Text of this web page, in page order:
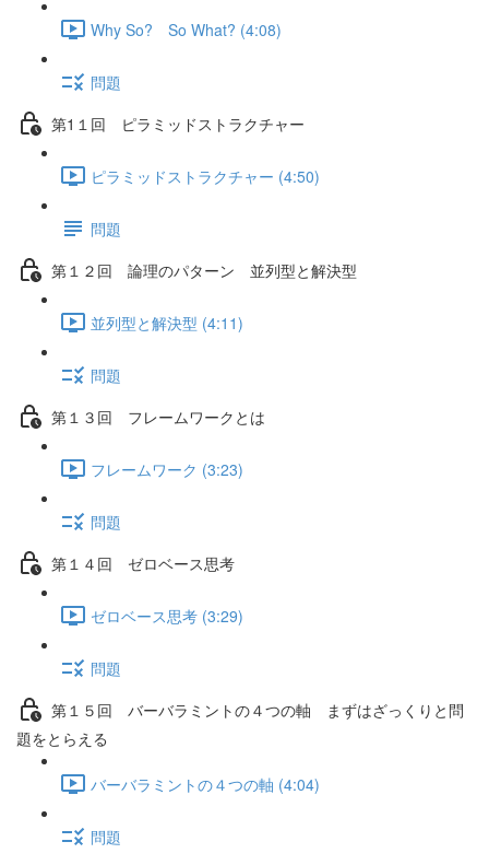
Why So? So What? (4:08)
問題
第1１回 ピラミッドストラクチャー
ピラミッドストラクチャー (4:50)
問題
第１２回 論理のパターン 並列型と解決型
並列型と解決型 (4:11)
問題
第１３回 フレームワークとは
フレームワーク (3:23)
問題
第１４回 ゼロベース思考
ゼロベース思考 (3:29)
問題
第１５回 バーバラミントの４つの軸 まずはざっくりと問
題をとらえる
バーバラミントの４つの軸 (4:04)
問題